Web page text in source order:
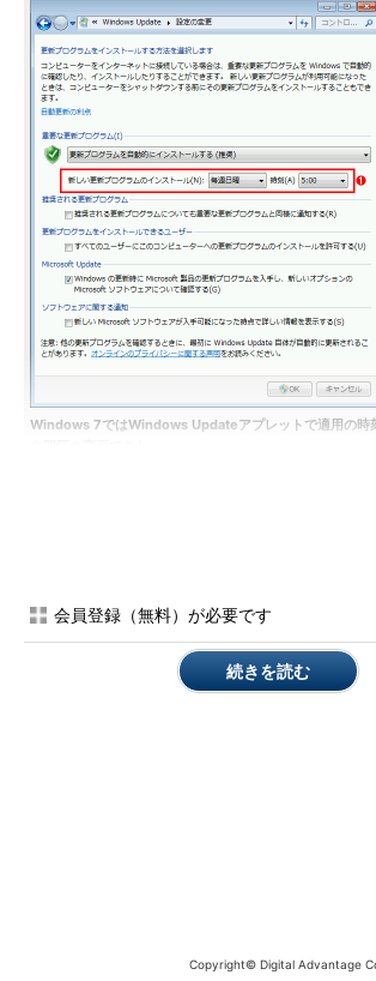
Windows 7ではWindows Updateアプレットで適用の時
用時刻／間隔の設定項目がなくなっている。
のように適用時刻のスケジュールを変更する
この自動メンテナンスには、システムが正
会員登録（無料）が必要です
続きを読む
Copyright© Digital Advantage